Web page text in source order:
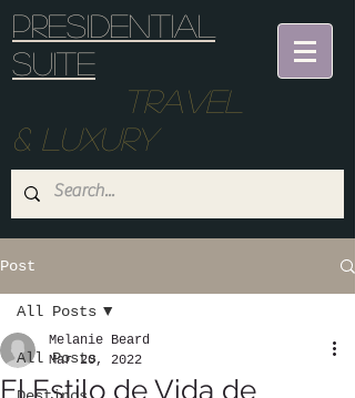
Presidential
suite
Travel
& Luxury
Post
All Posts
All Posts
El Estilo de Vida de
Melanie Beard
Mar 20, 2022